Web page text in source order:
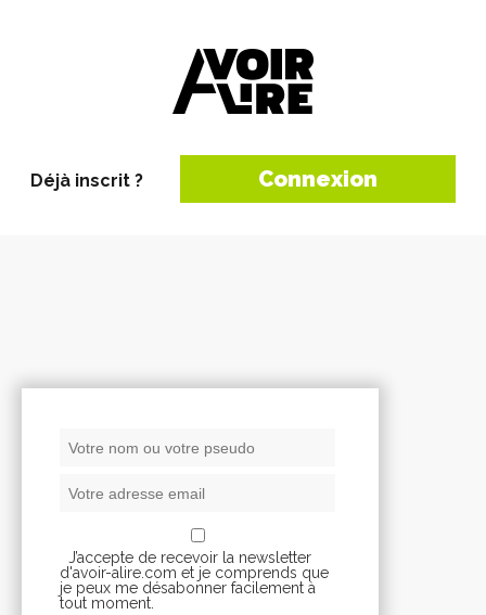
Déjà inscrit ? Connexion
J’accepte de recevoir la newsletter
d'avoir-alire.com et je comprends que
je peux me désabonner facilement à
tout moment.